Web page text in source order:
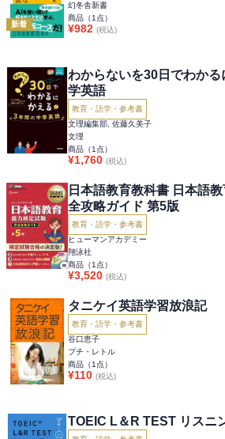
新着
幻冬舎新書
商品（1 点）
¥982 (税込)
わからないを30日でわか
学英語
教育・語学・参考書
文理編集部, 佐藤久美子
文理
商品（1 点）
¥1,760 (税込)
日本語教育教科書 日本語
全攻略ガイド 第5版
教育・語学・参考書
ヒューマンアカデミー
翔泳社
商品（1 点）
¥3,520 (税込)
タニケイ英語学習放浪記
教育・語学・参考書
谷口恵子
プチ・レトル
商品（1 点）
¥110 (税込)
TOEIC L＆R TEST リスニ